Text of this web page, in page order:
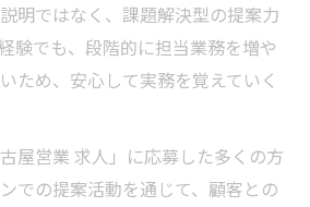
明ではなく、課題解決型の提案力
験でも、段階的に担当業務を増や
ため、安心して実務を覚えていく
屋営業 求人」に応募した多くの方
での提案活動を通じて、顧客との